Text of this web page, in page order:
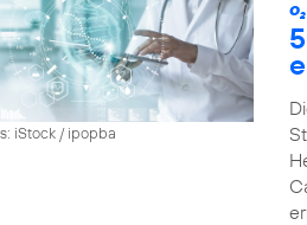
iStock / ipopba
O2